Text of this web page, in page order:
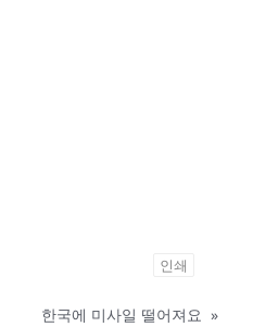
인쇄
한국에 미사일 떨어져요 »